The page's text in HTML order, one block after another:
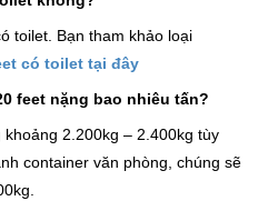
toilet. Bạn tham khảo loại
có toilet tại đây
feet nặng bao nhiêu tấn?
2.200kg – 2.400kg tùy
container văn phòng, chúng sẽ